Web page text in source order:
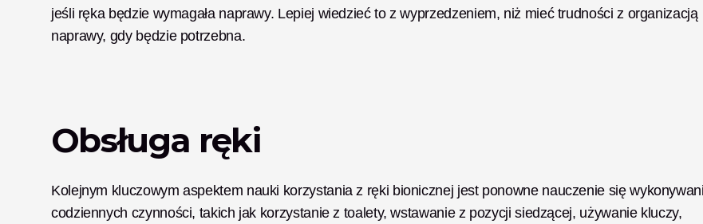
jeśli ręka będzie wymagała naprawy. Lepiej wiedzieć to z wyprzedzeniem, niż mieć trudności z organizacją
naprawy, gdy będzie potrzebna.
Obsługa ręki
Kolejnym kluczowym aspektem nauki korzystania z ręki bionicznej jest ponowne nauczenie się
codziennych czynności, takich jak korzystanie z toalety, wstawanie z pozycji siedzącej, używanie kluczy,